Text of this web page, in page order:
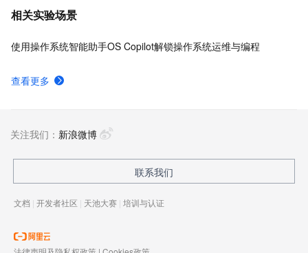
相关实验场景
使用操作系统智能助手OS Copilot解锁操作系统运维与编程
查看更多
关注我们： 新浪微博
联系我们
文档 | 开发者社区 | 天池大赛 | 培训与认证